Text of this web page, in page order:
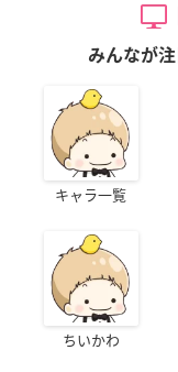
みんなが
キャラ一覧
ちいかわ